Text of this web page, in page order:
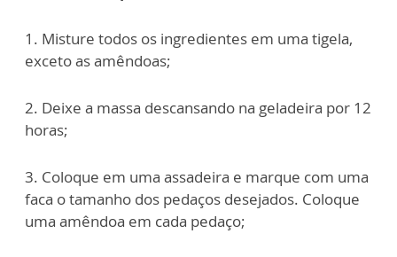
1. Misture todos os ingredientes em uma tigela,
exceto as amêndoas;
2. Deixe a massa descansando na geladeira por 12
horas;
3. Coloque em uma assadeira e marque com uma
faca o tamanho dos pedaços desejados. Coloque
uma amêndoa em cada pedaço;